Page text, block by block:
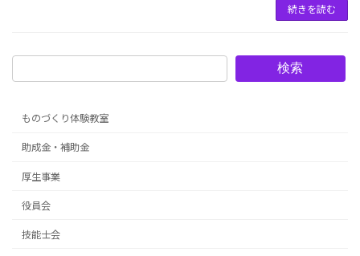
続きを読む
検索
ものづくり体験教室
助成金・補助金
厚生事業
役員会
技能士会